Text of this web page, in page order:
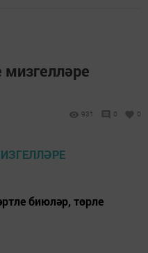
931 0 0
биюләр, төрле